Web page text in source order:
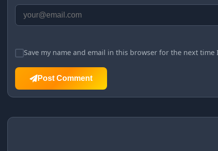
Save my name and email in this browser for the next time
Post Comment